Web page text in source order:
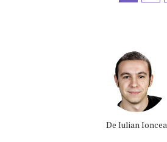
De Iulian Ioncea